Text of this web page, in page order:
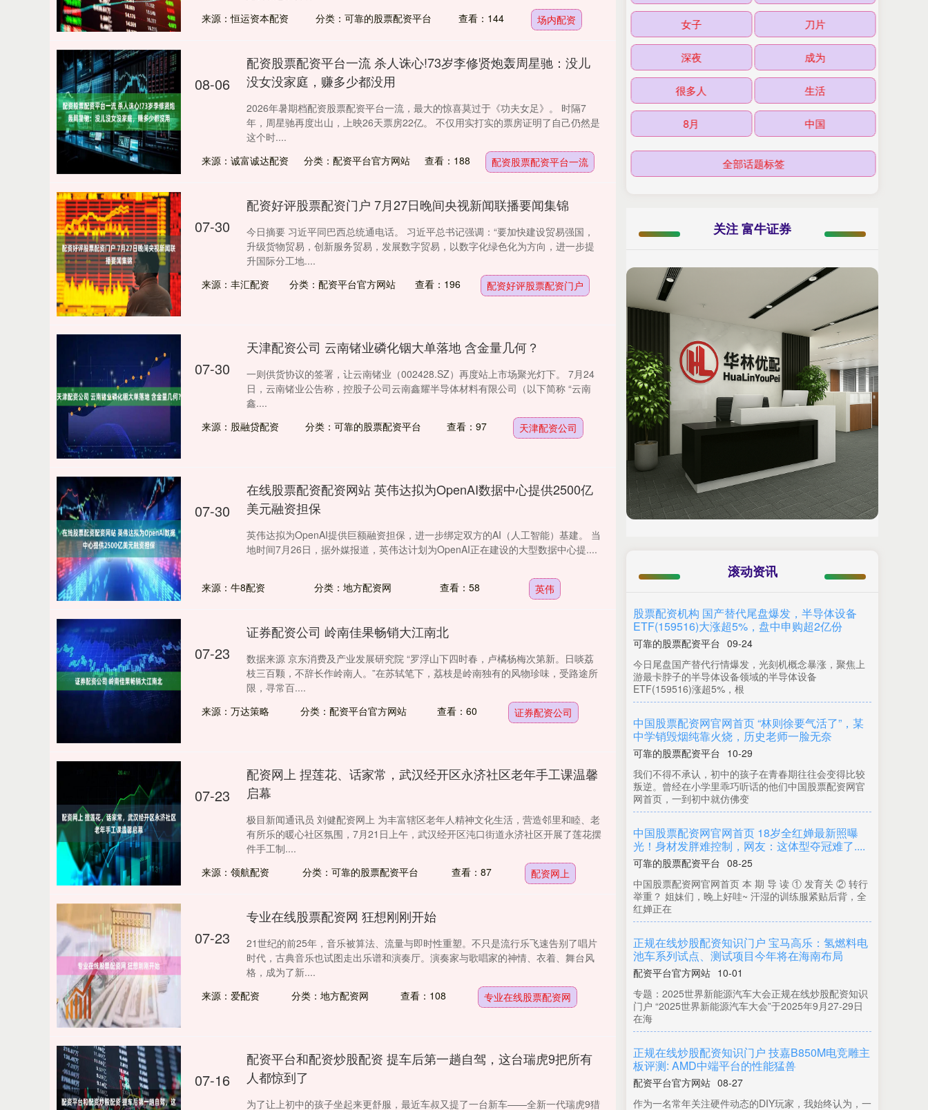
来源：恒运资本配资
分类：可靠的股票配资平台 查看：144 场内配资
08-06
配资股票配资平台一流 杀人诛心!73岁李修贤炮轰周星驰：没儿
没女没家庭，赚多少都没用
2026年暑期档配资股票配资平台一流，最大的惊喜莫过于《功夫女足》。 时隔7
年，周星驰再度出山，上映26天票房22亿。 不仅用实打实的票房证明了自己仍然是
这个时....
来源：诚富诚达配资
分类：配资平台官方网站 查看：188 配资股票配资平台一流
07-30
配资好评股票配资门户 7月27日晚间央视新闻联播要闻集锦
今日摘要 习近平同巴西总统通电话。 习近平总书记强调：“要加快建设贸易强国，
升级货物贸易，创新服务贸易，发展数字贸易，以数字化绿色化为方向，进一步提
升国际分工地....
来源：丰汇配资
分类：配资平台官方网站 查看：196 配资好评股票配资门户
07-30
天津配资公司 云南锗业磷化铟大单落地 含金量几何？
一则供货协议的签署，让云南锗业（002428.SZ）再度站上市场聚光灯下。 7月24
日，云南锗业公告称，控股子公司云南鑫耀半导体材料有限公司（以下简称 “云南
鑫....
来源：股融贷配资
分类：可靠的股票配资平台 查看：97 天津配资公司
07-30
在线股票配资配资网站 英伟达拟为OpenAI数据中心提供2500亿
美元融资担保
英伟达拟为OpenAI提供巨额融资担保，进一步绑定双方的AI（人工智能）基建。 当
地时间7月26日，据外媒报道，英伟达计划为OpenAI正在建设的大型数据中心提....
来源：牛8配资 分类：地方配资网 查看：58 英伟
07-23
证券配资公司 岭南佳果畅销大江南北
数据来源 京东消费及产业发展研究院 “罗浮山下四时春，卢橘杨梅次第新。日啖荔
枝三百颗，不辞长作岭南人。”在苏轼笔下，荔枝是岭南独有的风物珍味，受路途所
限，寻常百....
来源：万达策略
分类：配资平台官方网站 查看：60 证券配资公司
07-23
配资网上 捏莲花、话家常，武汉经开区永济社区老年手工课温馨
启幕
极目新闻通讯员 刘健配资网上 为丰富辖区老年人精神文化生活，营造邻里和睦、老
有所乐的暖心社区氛围，7月21日上午，武汉经开区沌口街道永济社区开展了莲花摆
件手工制....
来源：领航配资
分类：可靠的股票配资平台 查看：87 配资网上
07-23
专业在线股票配资网 狂想刚刚开始
21世纪的前25年，音乐被算法、流量与即时性重塑。不只是流行乐飞速告别了唱片
时代，古典音乐也试图走出乐谱和演奏厅。演奏家与歌唱家的神情、衣着、舞台风
格，成为了新....
来源：爱配资
分类：地方配资网 查看：108 专业在线股票配资网
07-16
配资平台和配资炒股配资 提车后第一趟自驾，这台瑞虎9把所有
人都惊到了
为了让上初中的孩子坐起来更舒服，最近车叔又提了一台新车——全新一代瑞虎9猎
女子 刀片
深夜 成为
很多人 生活
8月 中国
全部话题标签
关注 富牛证券
滚动资讯
股票配资机构 国产替代尾盘爆发，半导体设备
ETF(159516)大涨超5%，盘中申购超2亿份
可靠的股票配资平台 09-24
今日尾盘国产替代行情爆发，光刻机概念暴涨，聚焦上
游最卡脖子的半导体设备领域的半导体设备
ETF(159516)涨超5%，根
中国股票配资网官网首页 “林则徐要气活了”，某
中学销毁烟纯靠火烧，历史老师一脸无奈
可靠的股票配资平台 10-29
我们不得不承认，初中的孩子在青春期往往会变得比较
叛逆。曾经在小学里乖巧听话的他们中国股票配资网官
网首页，一到初中就仿佛变
中国股票配资网官网首页 18岁全红婵最新照曝
光！身材发胖难控制，网友：这体型夺冠难了....
可靠的股票配资平台 08-25
中国股票配资网官网首页 本 期 导 读 ① 发育关 ② 转行
举重？ 姐妹们，晚上好哇~ 汗湿的训练服紧贴后背，全
红婵正在
正规在线炒股配资知识门户 宝马高乐：氢燃料电
池车系列试点、测试项目今年将在海南布局
配资平台官方网站 10-01
专题：2025世界新能源汽车大会正规在线炒股配资知识
门户 “2025世界新能源汽车大会”于2025年9月27-29日
在海
正规在线炒股配资知识门户 技嘉B850M电竞雕主
板评测: AMD中端平台的性能猛兽
配资平台官方网站 08-27
作为一名常年关注硬件动态的DIY玩家，我始终认为，一